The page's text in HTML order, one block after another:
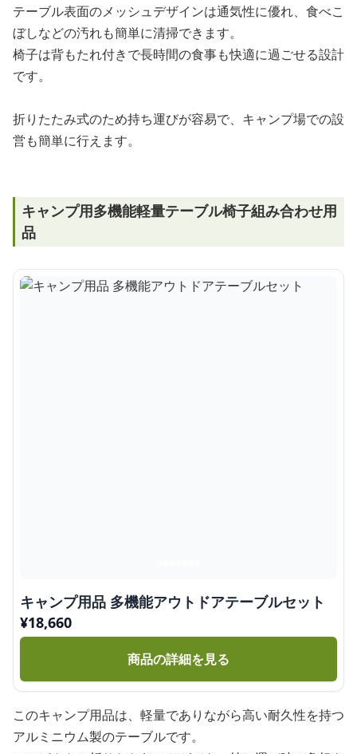
テーブル表面のメッシュデザインは通気性に優れ、食べこ
ぼしなどの汚れも簡単に清掃できます。
椅子は背もたれ付きで長時間の食事も快適に過ごせる設計
です。
折りたたみ式のため持ち運びが容易で、キャンプ場での設
営も簡単に行えます。
キャンプ用多機能軽量テーブル椅子組み合わせ用
品
キャンプ用品 多機能アウトドアテーブルセット
¥18,660
商品の詳細を見る
このキャンプ用品は、軽量でありながら高い耐久性を持つ
アルミニウム製のテーブルです。